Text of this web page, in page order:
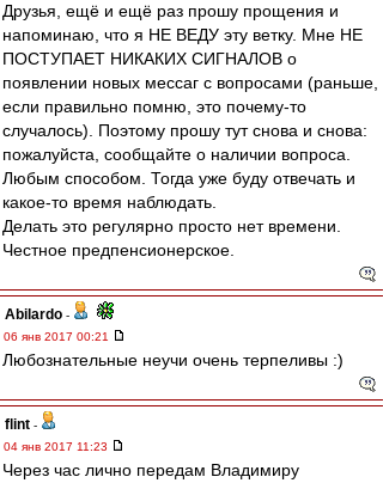
Друзья, ещё и ещё раз прошу прощения и
напоминаю, что я НЕ ВЕДУ эту ветку. Мне НЕ
ПОСТУПАЕТ НИКАКИХ СИГНАЛОВ о
появлении новых мессаг с вопросами (раньше,
если правильно помню, это почему-то
случалось). Поэтому прошу тут снова и снова:
пожалуйста, сообщайте о наличии вопроса.
Любым способом. Тогда уже буду отвечать и
какое-то время наблюдать.
Делать это регулярно просто нет времени.
Честное предпенсионерское.
Abilardo -
06 янв 2017 00:21
Любознательные неучи очень терпеливы :)
flint -
04 янв 2017 11:23
Через час лично передам Владимиру